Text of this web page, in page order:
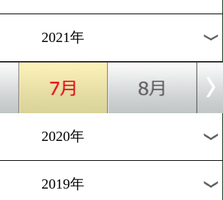
1
過去のニュース
2026年